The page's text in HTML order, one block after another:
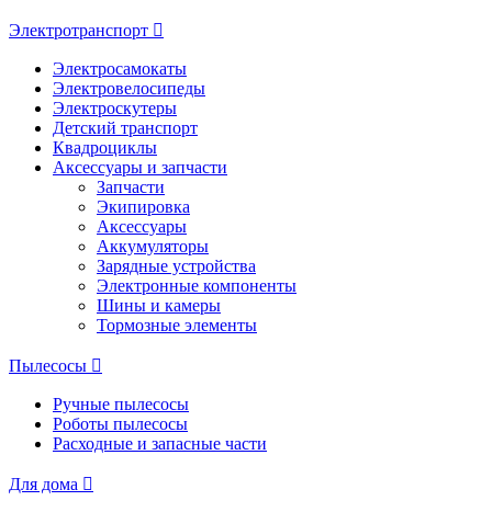
Электротранспорт
Электросамокаты
Электровелосипеды
Электроскутеры
Детский транспорт
Квадроциклы
Аксессуары и запчасти
Запчасти
Экипировка
Аксессуары
Аккумуляторы
Зарядные устройства
Электронные компоненты
Шины и камеры
Тормозные элементы
Пылесосы
Ручные пылесосы
Роботы пылесосы
Расходные и запасные части
Для дома